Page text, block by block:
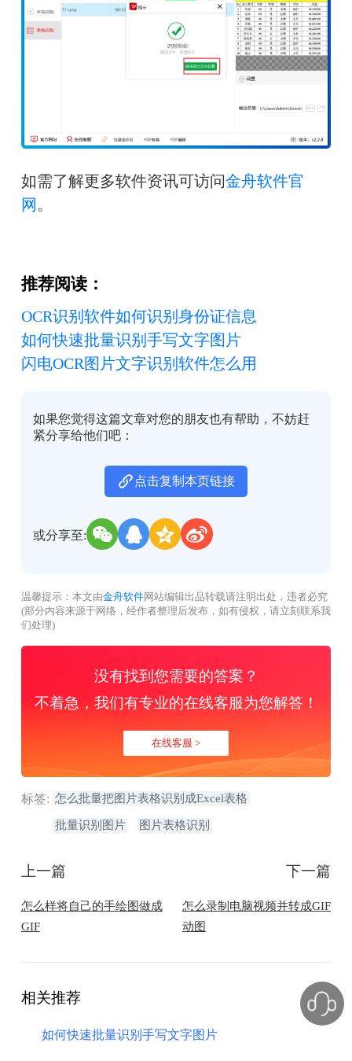
如需了解更多软件资讯可访问金舟软件官
网 。
推荐阅读：
OCR识别软件如何识别身份证信息
如何快速批量识别手写文字图片
闪电OCR图片文字识别软件怎么用
如果您觉得这篇文章对您的朋友也有帮助，不妨赶
紧分享给他们吧：
点击复制本页链接
或分享至:
温馨提示：本文由金舟软件网站编辑出品转载请注明出处，违者必究
(部分内容来源于网络，经作者整理后发布，如有侵权，请立刻联系我
们处理)
没有找到您需要的答案？
不着急，我们有专业的在线客服为您解答！
在线客服 >
标签: 怎么批量把图片表格识别成Excel表格
批量识别图片 图片表格识别
上一篇
怎么样将自己的手绘图做成
GIF
下一篇
怎么录制电脑视频并转成GIF
动图
相关推荐
如何快速批量识别手写文字图片